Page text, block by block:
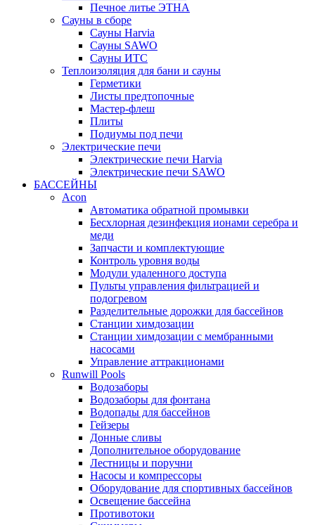
Печное литье ЭТНА
Сауны в сборе
Cауны Harvia
Сауны SAWO
Сауны ИТС
Теплоизоляция для бани и сауны
Герметики
Листы предтопочные
Мастер-флеш
Плиты
Подиумы под печи
Электрические печи
Электрические печи Harvia
Электрические печи SAWO
БАССЕЙНЫ
Acon
Автоматика обратной промывки
Беcхлорная дезинфекция ионами серебра и
меди
Запчасти и комплектующие
Контроль уровня воды
Модули удаленного доступа
Пульты управления фильтрацией и
подогревом
Разделительные дорожки для бассейнов
Станции химдозации
Станции химдозации с мембранными
насосами
Управление аттракционами
Runwill Pools
Водозаборы
Водозаборы для фонтана
Водопады для бассейнов
Гейзеры
Донные сливы
Дополнительное оборудование
Лестницы и поручни
Насосы и компрессоры
Оборудование для спортивных бассейнов
Освещение бассейна
Противотоки